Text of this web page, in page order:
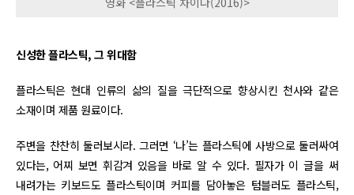
신성한 플라스틱, 그 위대함
플라스틱은 현대 인류의 삶의 질을 극단적으로 향상시킨 천사와 같은
소재이며 제품 원료이다.
주변을 찬찬히 둘러보시라. 그러면 ‘나’는 플라스틱에 사방으로 둘러싸여
있다는, 어찌 보면 휘감겨 있음을 바로 알 수 있다. 필자가 이 글을 써
내려가는 키보드도 플라스틱이며 커피를 담아놓은 텀블러도 플라스틱,